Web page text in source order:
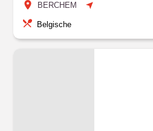
BERCHEM
Belgische